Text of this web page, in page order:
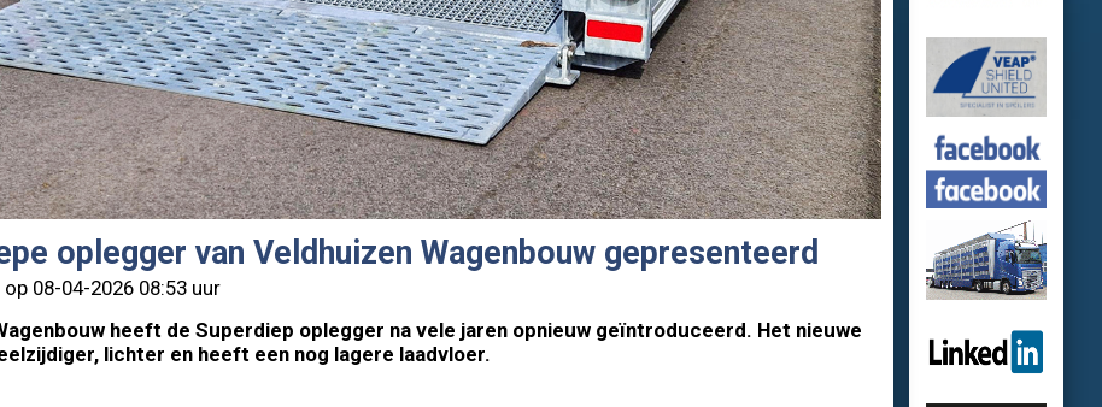
oplegger van Veldhuizen Wagenbouw gepresenteerd
08-04-2026 08:53 uur
heeft de Superdiep oplegger na vele jaren opnieuw geïntroduceerd. Het nieuwe
lichter en heeft een nog lagere laadvloer.